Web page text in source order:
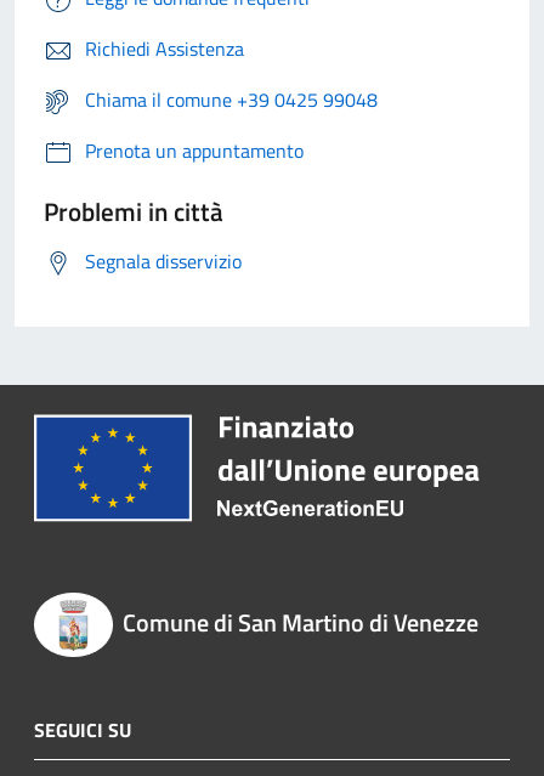
Richiedi Assistenza
Chiama il comune +39 0425 99048
Prenota un appuntamento
Problemi in città
Segnala disservizio
Comune di San Martino di Venezze
SEGUICI SU